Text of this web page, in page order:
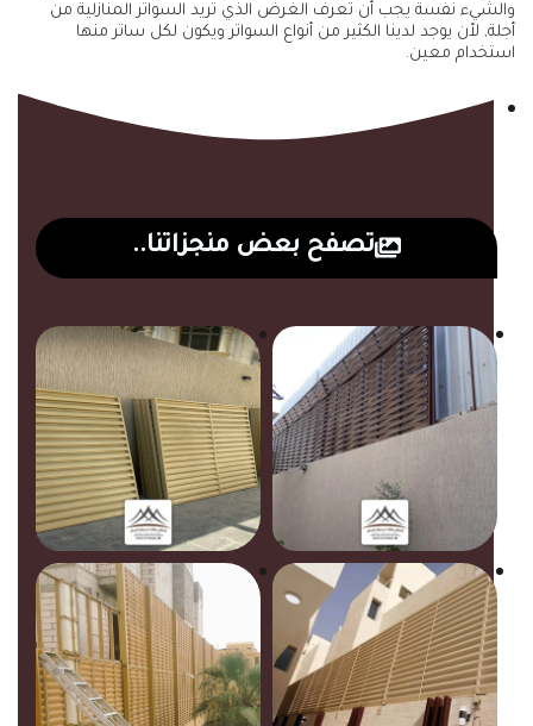
والشيء نفسة يجب أن تعرف الغرض الذي تريد السواتر المنازلية من
أجلة, لأن يوجد لدينا الكثير من أنواع السواتر ويكون لكل ساتر منها
استخدام معين.
تصفح بعض منجزاتنا..